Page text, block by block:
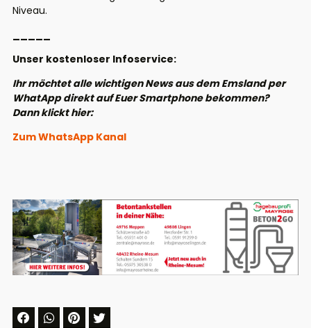
Niveau.
Unser kostenloser Infoservice:
Ihr möchtet alle wichtigen News aus dem Emsland per
WhatApp direkt auf Euer Smartphone bekommen?
Dann klickt hier:
Zum WhatsApp Kanal